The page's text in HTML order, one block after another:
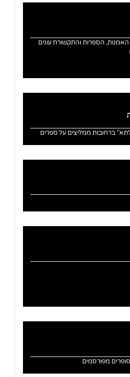
הספרות והתקשורת עונים
ברחובות ממליצים על ספרים